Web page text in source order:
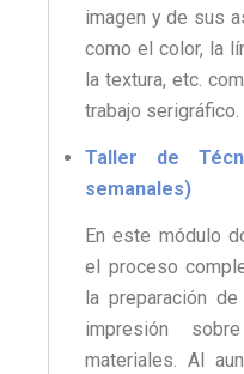
imagen y de sus
como el color, la
la textura, etc.
trabajo serigráfico.
Taller de
semanales)
En este módulo
el proceso
la preparación
impresión
materiales. Al